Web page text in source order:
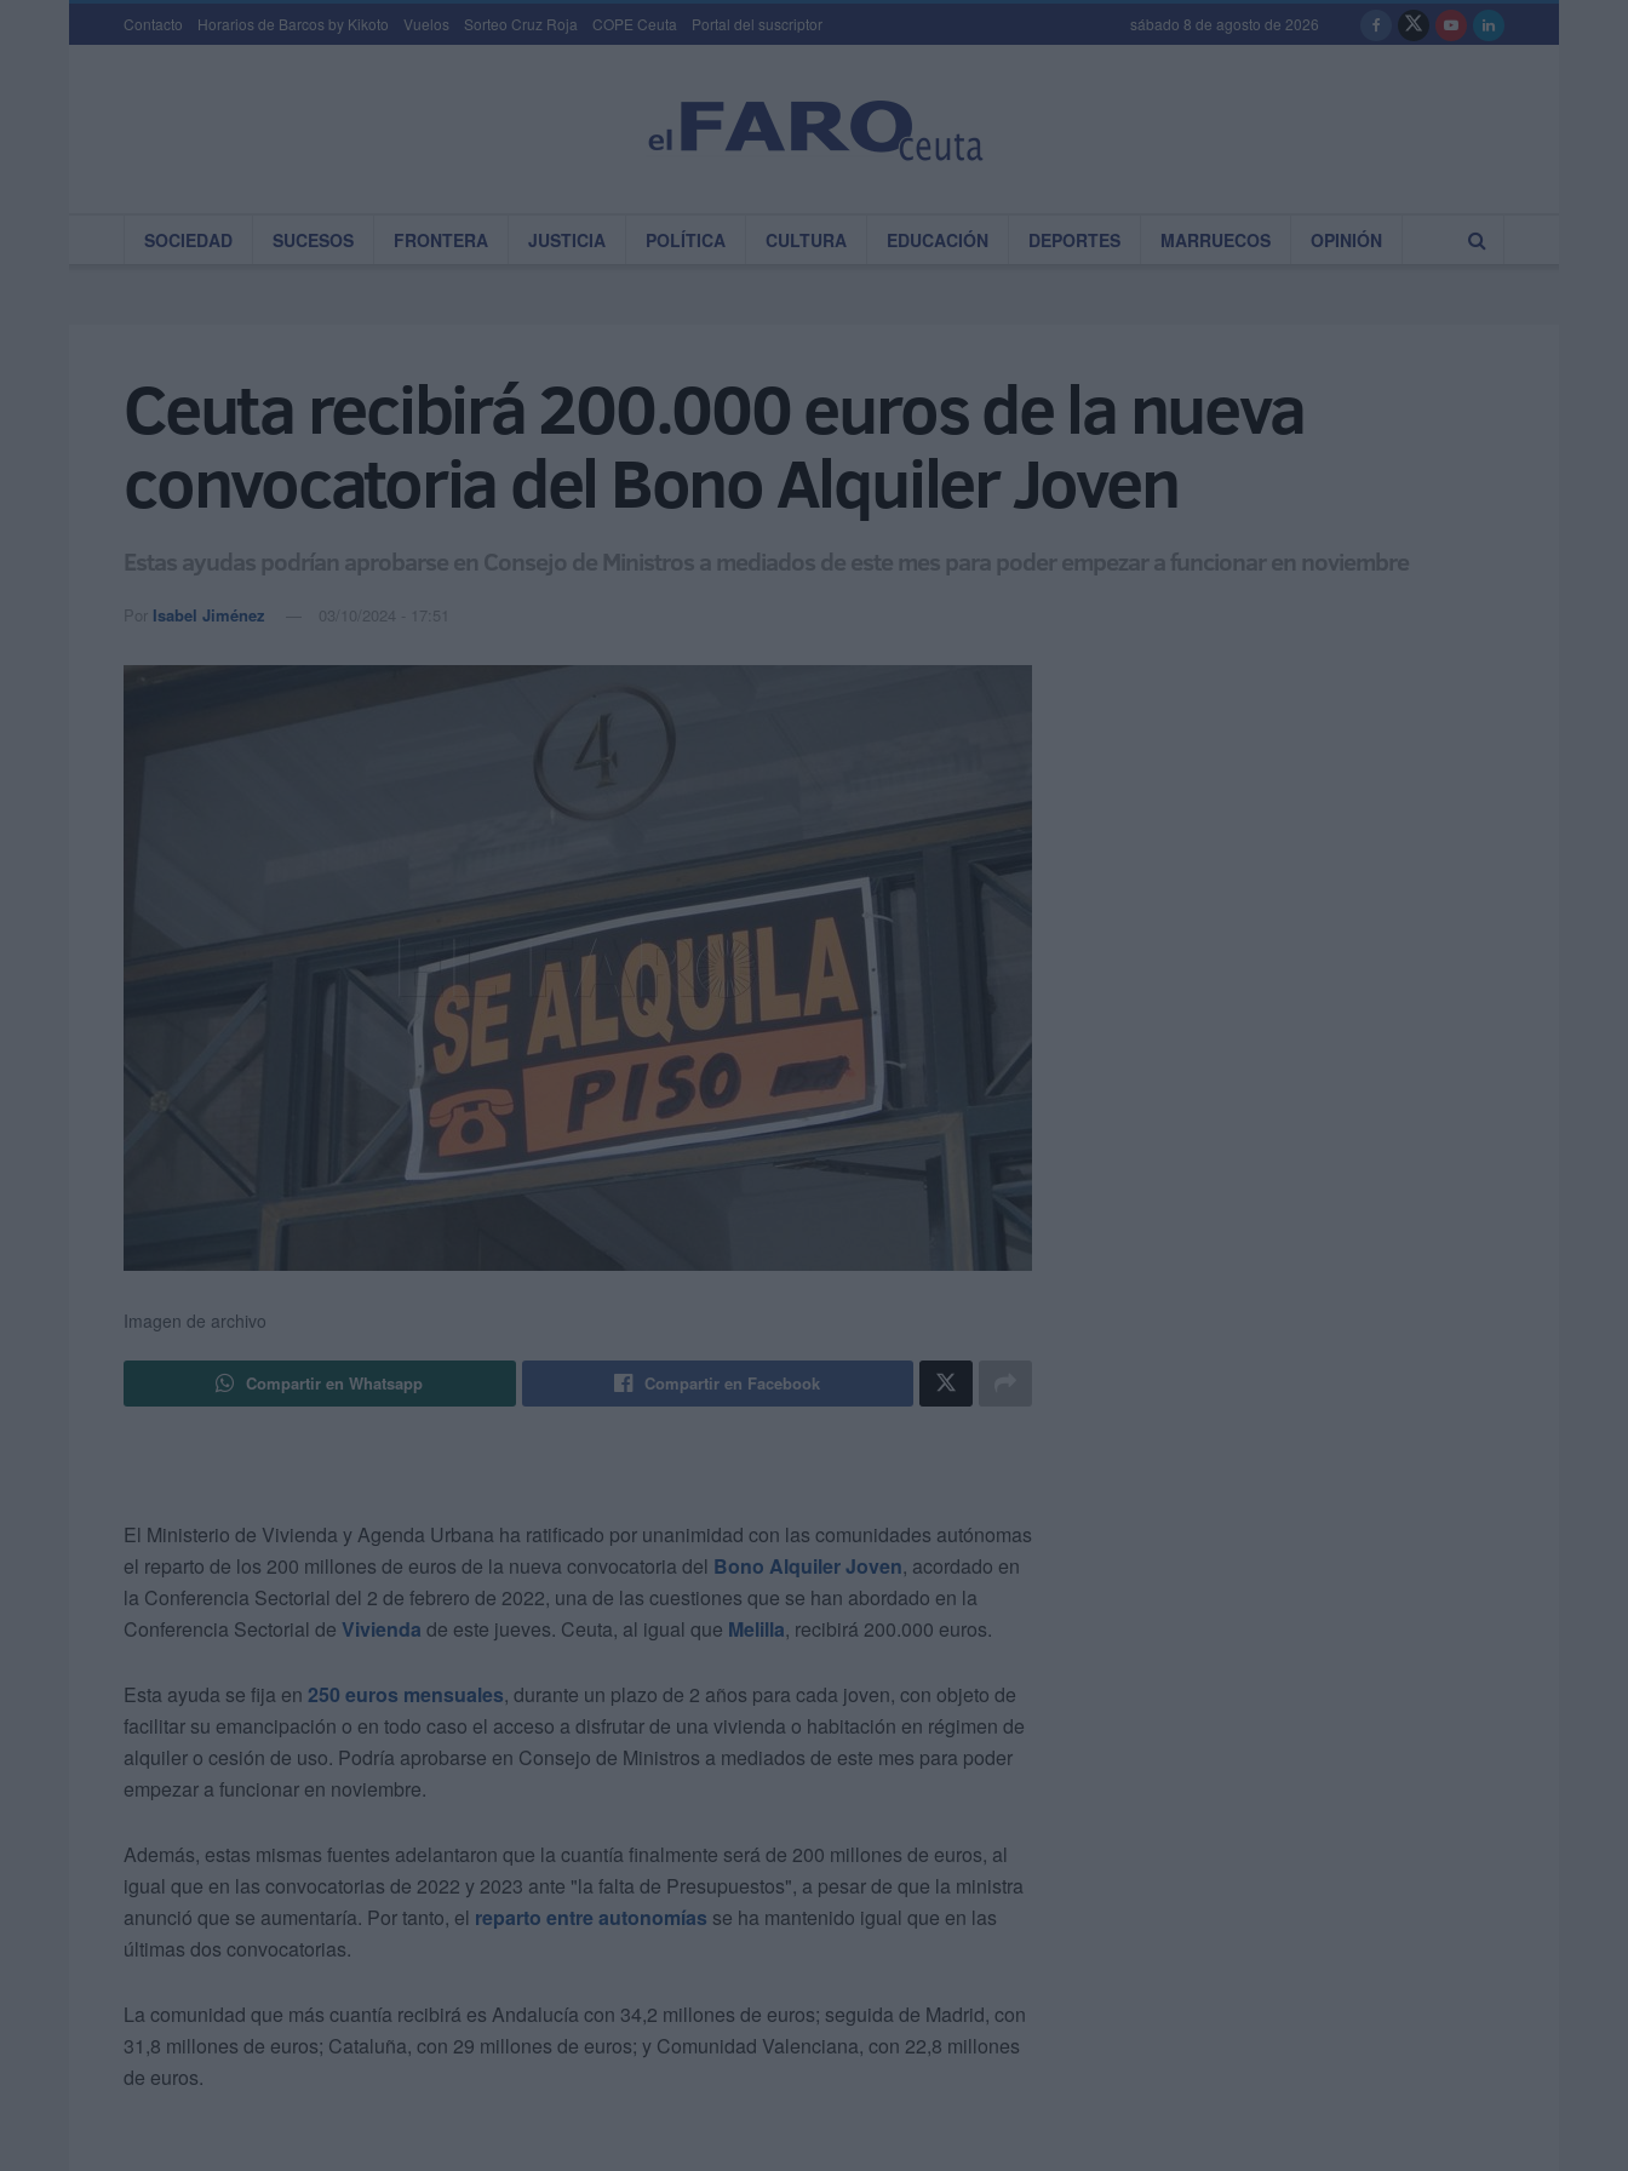
Contacto Horarios de Barcos by Kikoto Vuelos Sorteo Cruz Roja COPE Ceuta Portal del suscriptor sábado 8 de agosto de 2026
SOCIEDAD SUCESOS FRONTERA JUSTICIA POLÍTICA CULTURA EDUCACIÓN DEPORTES MARRUECOS OPINIÓN
Ceuta recibirá 200.000 euros de la nueva
convocatoria del Bono Alquiler Joven
Estas ayudas podrían aprobarse en Consejo de Ministros a mediados de este mes para poder empezar a funcionar en noviembre
Por Isabel Jiménez 03/10/2024 - 17:51
Imagen de archivo
Compartir en Whatsapp Compartir en Facebook
El Ministerio de Vivienda y Agenda Urbana ha ratificado por unanimidad con las comunidades autónomas
el reparto de los 200 millones de euros de la nueva convocatoria del Bono Alquiler Joven, acordado en
la Conferencia Sectorial del 2 de febrero de 2022, una de las cuestiones que se han abordado en la
Conferencia Sectorial de Vivienda de este jueves. Ceuta, al igual que Melilla, recibirá 200.000 euros.
Esta ayuda se fija en 250 euros mensuales, durante un plazo de 2 años para cada joven, con objeto de
facilitar su emancipación o en todo caso el acceso a disfrutar de una vivienda o habitación en régimen de
alquiler o cesión de uso. Podría aprobarse en Consejo de Ministros a mediados de este mes para poder
empezar a funcionar en noviembre.
Además, estas mismas fuentes adelantaron que la cuantía finalmente será de 200 millones de euros, al
igual que en las convocatorias de 2022 y 2023 ante "la falta de Presupuestos", a pesar de que la ministra
anunció que se aumentaría. Por tanto, el reparto entre autonomías se ha mantenido igual que en las
últimas dos convocatorias.
La comunidad que más cuantía recibirá es Andalucía con 34,2 millones de euros; seguida de Madrid, con
31,8 millones de euros; Cataluña, con 29 millones de euros; y Comunidad Valenciana, con 22,8 millones
de euros.